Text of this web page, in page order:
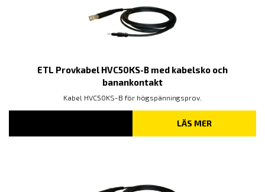
ETL Provkabel HVC50KS-B med kabelsko och
banankontakt
Kabel HVC50KS-B för högspänningsprov.
LÄS MER